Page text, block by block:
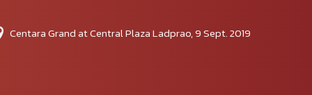
Centara Grand at Central Plaza Ladprao, 9 Sept. 2019